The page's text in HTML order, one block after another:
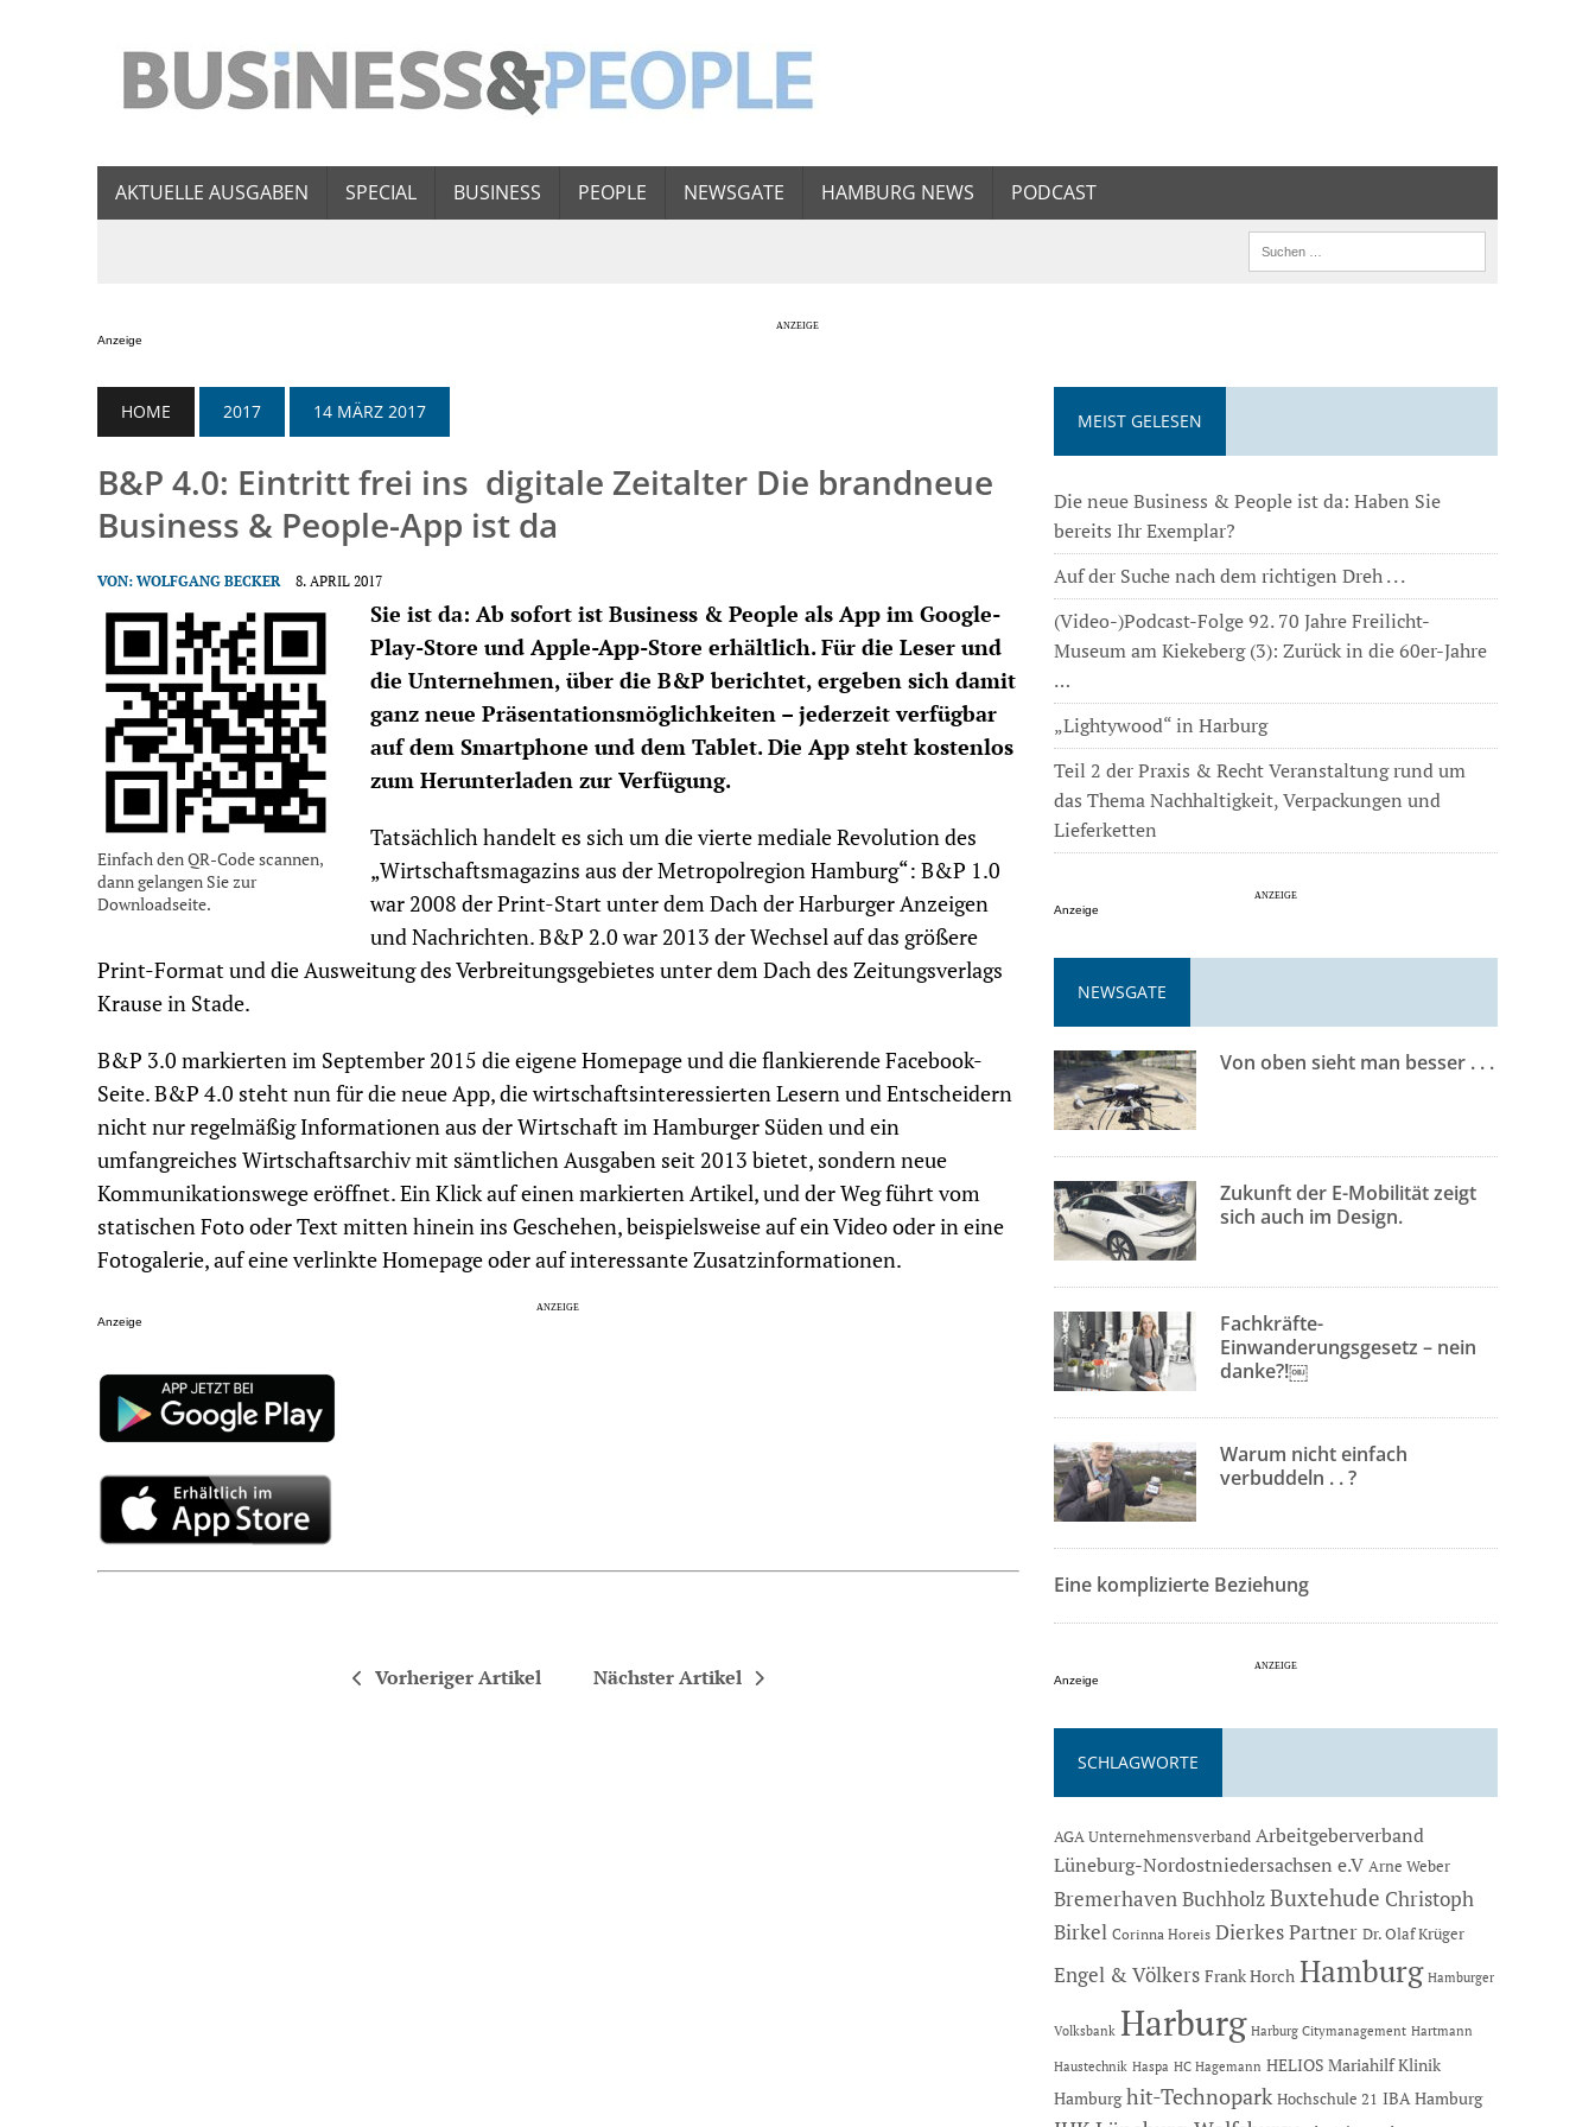
AKTUELLE AUSGABEN SPECIAL BUSINESS PEOPLE NEWSGATE HAMBURG NEWS PODCAST
Anzeige
HOME 2017 14 MÄRZ 2017
B&P 4.0: Eintritt frei ins digitale Zeitalter Die brandneue
Business & People-App ist da
VON: WOLFGANG BECKER 8. APRIL 2017
Einfach den QR-Code scannen,
dann gelangen Sie zur
Downloadseite.
Sie ist da: Ab sofort ist Business & People als App im Google-
Play-Store und Apple-App-Store erhältlich. Für die Leser und
die Unternehmen, über die B&P berichtet, ergeben sich damit
ganz neue Präsentationsmöglichkeiten – jederzeit verfügbar
auf dem Smartphone und dem Tablet. Die App steht kostenlos
zum Herunterladen zur Verfügung.
Tatsächlich handelt es sich um die vierte mediale Revolution des
„Wirtschaftsmagazins aus der Metropolregion Hamburg“: B&P 1.0
war 2008 der Print-Start unter dem Dach der Harburger Anzeigen
und Nachrichten. B&P 2.0 war 2013 der Wechsel auf das größere
Print-Format und die Ausweitung des Verbreitungsgebietes unter dem Dach des Zeitungsverlags
Krause in Stade.
B&P 3.0 markierten im September 2015 die eigene Homepage und die flankierende Facebook-
Seite. B&P 4.0 steht nun für die neue App, die wirtschaftsinteressierten Lesern und Entscheidern
nicht nur regelmäßig Informationen aus der Wirtschaft im Hamburger Süden und ein
umfangreiches Wirtschaftsarchiv mit sämtlichen Ausgaben seit 2013 bietet, sondern neue
Kommunikationswege eröffnet. Ein Klick auf einen markierten Artikel, und der Weg führt vom
statischen Foto oder Text mitten hinein ins Geschehen, beispielsweise auf ein Video oder in eine
Fotogalerie, auf eine verlinkte Homepage oder auf interessante Zusatzinformationen.
Anzeige
Vorheriger Artikel Nächster Artikel
MEIST GELESEN
Die neue Business & People ist da: Haben Sie
bereits Ihr Exemplar?
Auf der Suche nach dem richtigen Dreh . . .
(Video-)Podcast-Folge 92. 70 Jahre Freilicht-
Museum am Kiekeberg (3): Zurück in die 60er-Jahre
…
„Lightywood“ in Harburg
Teil 2 der Praxis & Recht Veranstaltung rund um
das Thema Nachhaltigkeit, Verpackungen und
Lieferketten
Anzeige
NEWSGATE
Von oben sieht man besser . . .
Zukunft der E-Mobilität zeigt
sich auch im Design.
Fachkräfte-
Einwanderungsgesetz – nein
danke?!￼
Warum nicht einfach
verbuddeln . . ?
Eine komplizierte Beziehung
Anzeige
SCHLAGWORTE
AGA Unternehmensverband Arbeitgeberverband
Lüneburg-Nordostniedersachsen e.V Arne Weber
BremerhavenBuchholzBuxtehude Christoph
Birkel Corinna Horeis Dierkes Partner Dr. Olaf Krüger
Engel & Völkers Frank Horch Hamburg Hamburger
Volksbank Harburg Harburg Citymanagement Hartmann
Haustechnik Haspa HC Hagemann HELIOS Mariahilf Klinik
Hamburg hit-Technopark Hochschule 21 IBA Hamburg